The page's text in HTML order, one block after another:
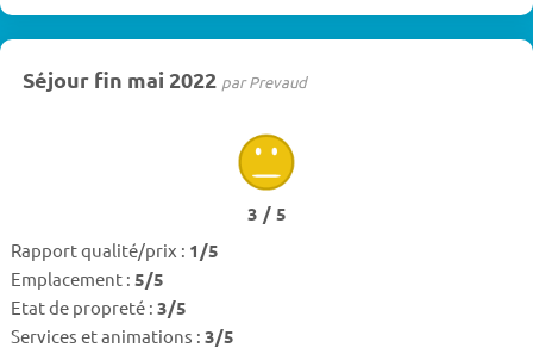
Séjour fin mai 2022 par Prevaud
3 / 5
Rapport qualité/prix : 1/5
Emplacement : 5/5
Etat de propreté : 3/5
Services et animations : 3/5